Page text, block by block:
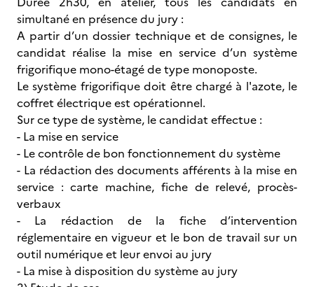
simultané en présence du jury :
A partir d’un dossier technique et de consignes, le
candidat réalise la mise en service d’un système
frigorifique mono-étagé de type monoposte.
Le système frigorifique doit être chargé à l'azote, le
coffret électrique est opérationnel.
Sur ce type de système, le candidat effectue :
- La mise en service
- Le contrôle de bon fonctionnement du système
- La rédaction des documents afférents à la mise en
service : carte machine, fiche de relevé, procès-
verbaux
- La rédaction de la fiche d’intervention
réglementaire en vigueur et le bon de travail sur un
outil numérique et leur envoi au jury
- La mise à disposition du système au jury